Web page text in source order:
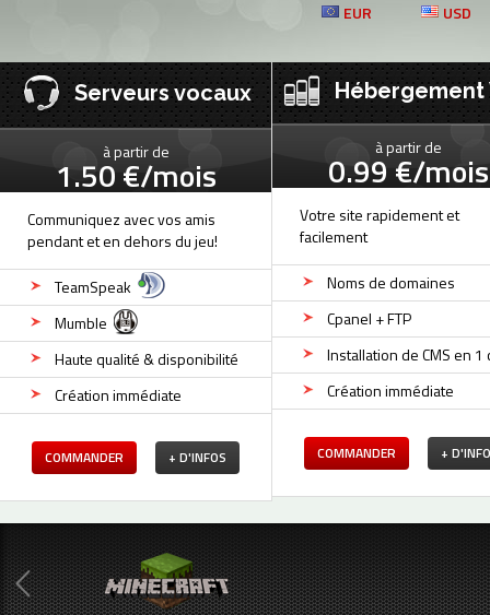
EUR USD
Serveurs vocaux
à partir de
1.50 €/mois
Communiquez avec vos amis
pendant et en dehors du jeu!
TeamSpeak
Mumble
Haute qualité & disponibilité
Création immédiate
COMMANDER + D'INFOS
Hébergement
à partir de
0.99 €/mois
Votre site rapidement et
facilement
Noms de domaines
Cpanel + FTP
Installation de CMS en 1
Création immédiate
COMMANDER +